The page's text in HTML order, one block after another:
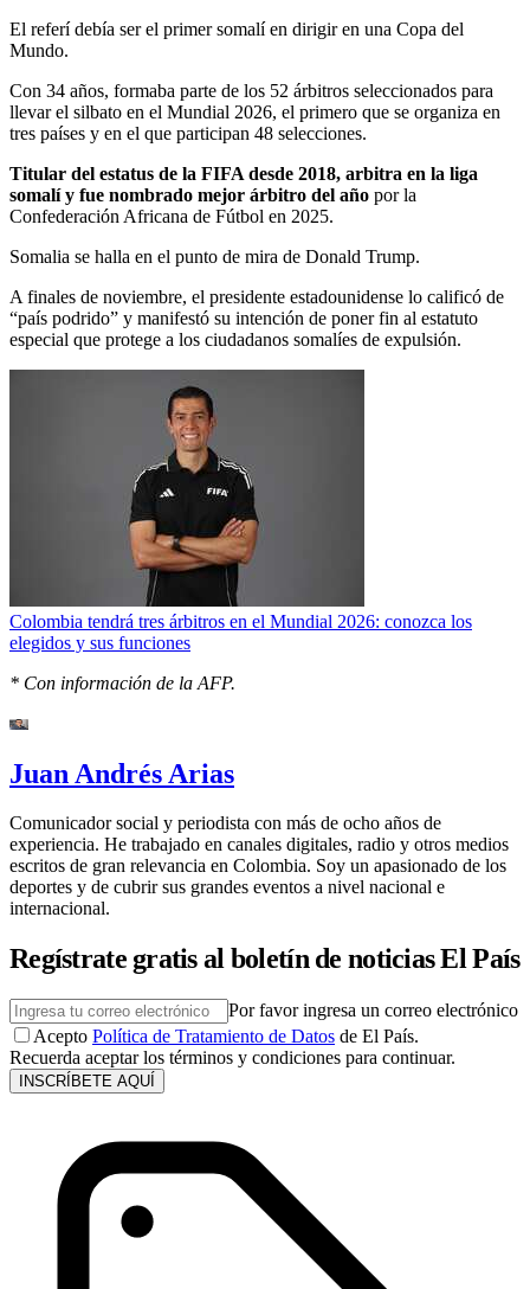
El referí debía ser el primer somalí en dirigir en una Copa del
Mundo.
Con 34 años, formaba parte de los 52 árbitros seleccionados para
llevar el silbato en el Mundial 2026, el primero que se organiza en
tres países y en el que participan 48 selecciones.
Titular del estatus de la FIFA desde 2018, arbitra en la liga
somalí y fue nombrado mejor árbitro del año por la
Confederación Africana de Fútbol en 2025.
Somalia se halla en el punto de mira de Donald Trump.
A finales de noviembre, el presidente estadounidense lo calificó de
“país podrido” y manifestó su intención de poner fin al estatuto
especial que protege a los ciudadanos somalíes de expulsión.
Colombia tendrá tres árbitros en el Mundial 2026: conozca los
elegidos y sus funciones
* Con información de la AFP.
Juan Andrés Arias
Comunicador social y periodista con más de ocho años de
experiencia. He trabajado en canales digitales, radio y otros medios
escritos de gran relevancia en Colombia. Soy un apasionado de los
deportes y de cubrir sus grandes eventos a nivel nacional e
internacional.
Regístrate gratis al boletín de noticias El País
Por favor ingresa un correo electrónico
Acepto Política de Tratamiento de Datos de El País.
Recuerda aceptar los términos y condiciones para continuar.
INSCRÍBETE AQUÍ